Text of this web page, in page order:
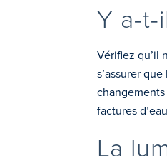
Y a-
Vérifiez qu’il
s’assurer
factures
La